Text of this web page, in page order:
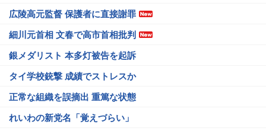
広陵高元監督 保護者に直接謝罪
細川元首相 文春で高市首相批判
銀メダリスト 本多灯被告を起訴
タイ学校銃撃 成績でストレスか
正常な組織を誤摘出 重篤な状態
れいわの新党名「覚えづらい」